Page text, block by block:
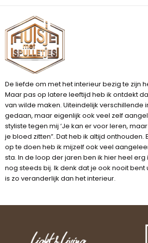
De liefde om met het interieur bezig te zijn
Maar pas op latere leeftijd heb ik ontdekt
van wilde maken. Uiteindelijk verschillende
gedaan, maar eigenlijk ook veel zelf
styliste tegen mij ‘Je kan er voor leren,
je bloed zitten”. Dat heb ik altijd onthouden.
op te doen heb ik mijzelf ook veel
sta. In de loop der jaren ben ik hier heel
nog steeds bij. Ik denk dat je ook nooit bent
is zo veranderlijk dan het interieur.